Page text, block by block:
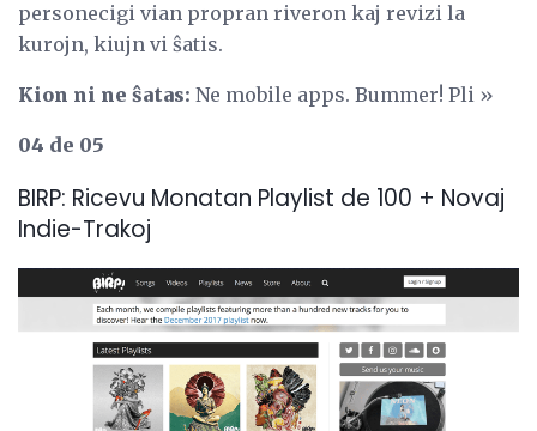
personecigi vian propran riveron kaj revizi la
kurojn, kiujn vi ŝatis.
Kion ni ne ŝatas: Ne mobile apps. Bummer! Pli »
04 de 05
BIRP: Ricevu Monatan Playlist de 100 + Novaj
Indie-Trakoj